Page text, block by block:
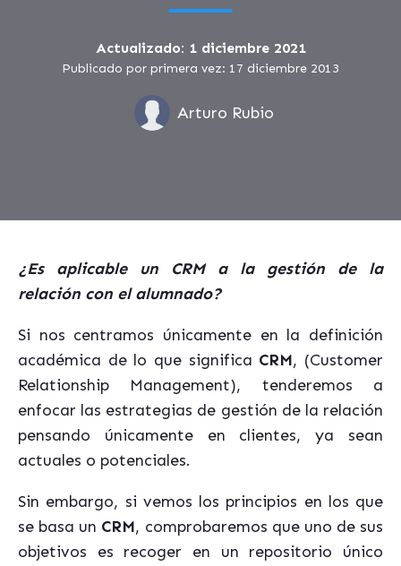
Actualizado: 1 diciembre 2021
Publicado por primera vez: 17 diciembre 2013
Arturo Rubio
¿Es aplicable un CRM a la gestión de la
relación con el alumnado?
Si nos centramos únicamente en la definición
académica de lo que significa CRM, (Customer
Relationship Management), tenderemos a
enfocar las estrategias de gestión de la relación
pensando únicamente en clientes, ya sean
actuales o potenciales.
Sin embargo, si vemos los principios en los que
se basa un CRM, comprobaremos que uno de sus
objetivos es recoger en un repositorio único